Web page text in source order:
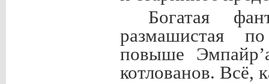
Богатая
размашистая
повыше
котлованов. Всё,